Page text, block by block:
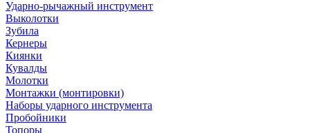
Ударно-рычажный инструмент
Выколотки
Зубила
Кернеры
Киянки
Кувалды
Молотки
Монтажки (монтировки)
Наборы ударного инструмента
Пробойники
Топоры